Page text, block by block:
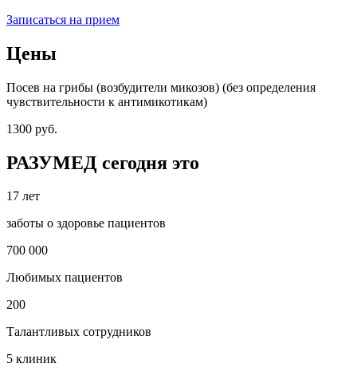
Записаться на прием
Цены
Посев на грибы (возбудители микозов) (без определения
чувствительности к антимикотикам)
1300 руб.
РАЗУМЕД сегодня это
17 лет
заботы о здоровье пациентов
700 000
Любимых пациентов
200
Талантливых сотрудников
5 клиник